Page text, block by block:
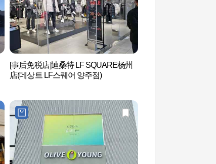
[事后免税店]迪桑特 LF SQUARE杨州
店(데상트 LF스퀘어 양주점)